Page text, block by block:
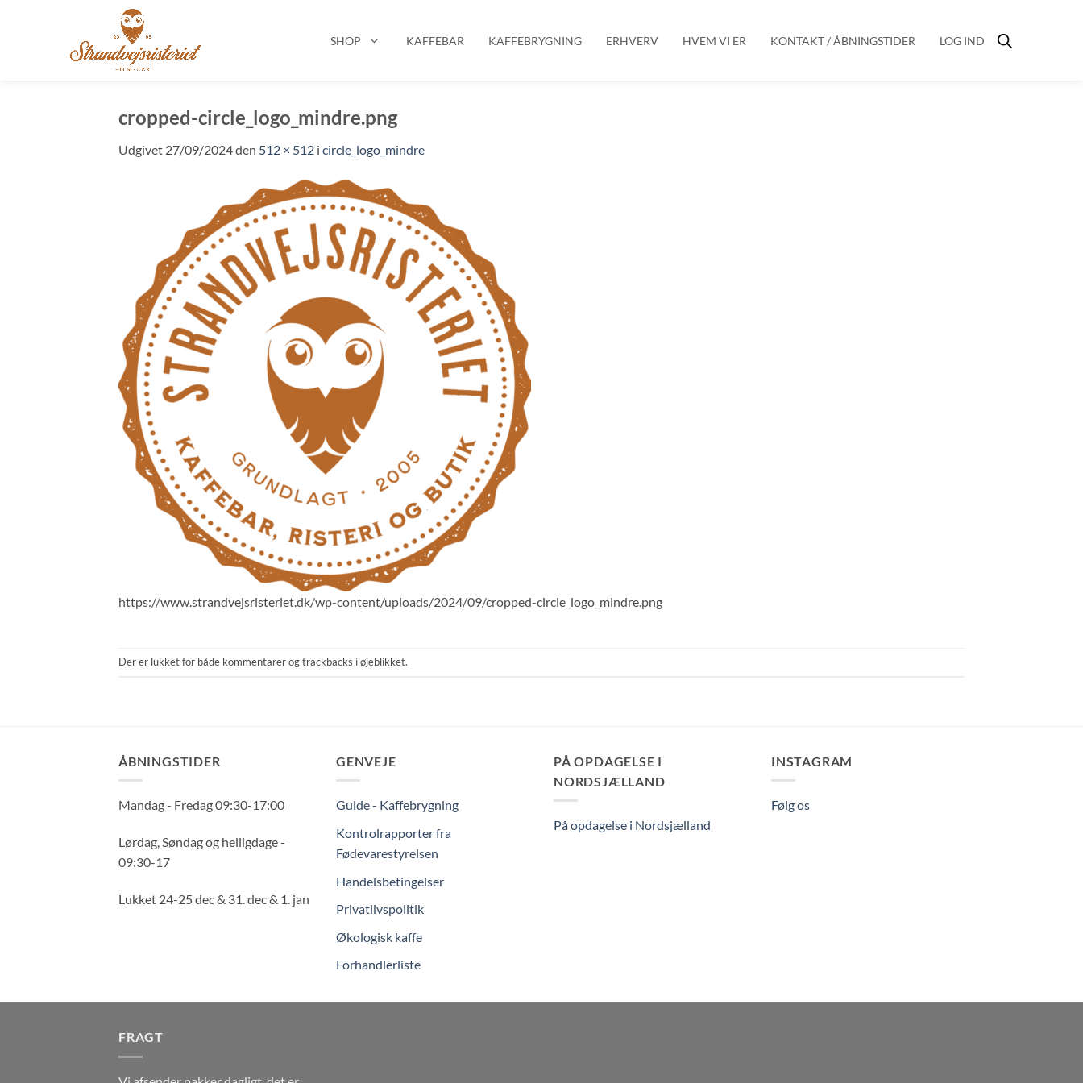
SHOP KAFFEBAR KAFFEBRYGNING ERHVERV HVEM VI ER KONTAKT / ÅBNINGSTIDER LOG IND
cropped-circle_logo_mindre.png
Udgivet 27/09/2024den 512 × 512 i circle_logo_mindre
https://www.strandvejsristeriet.dk/wp-content/uploads/2024/09/cropped-circle_logo_mindre.png
Der er lukket for både kommentarer og trackbacks i øjeblikket.
ÅBNINGSTIDER
Mandag - Fredag 09:30-17:00
Lørdag, Søndag og helligdage -
09:30-17
Lukket 24-25 dec & 31. dec & 1. jan
GENVEJE
Guide - Kaffebrygning
Kontrolrapporter fra
Fødevarestyrelsen
Handelsbetingelser
Privatlivspolitik
Økologisk kaffe
Forhandlerliste
PÅ OPDAGELSE I
NORDSJÆLLAND
På opdagelse i Nordsjælland
INSTAGRAM
Følg os
FRAGT